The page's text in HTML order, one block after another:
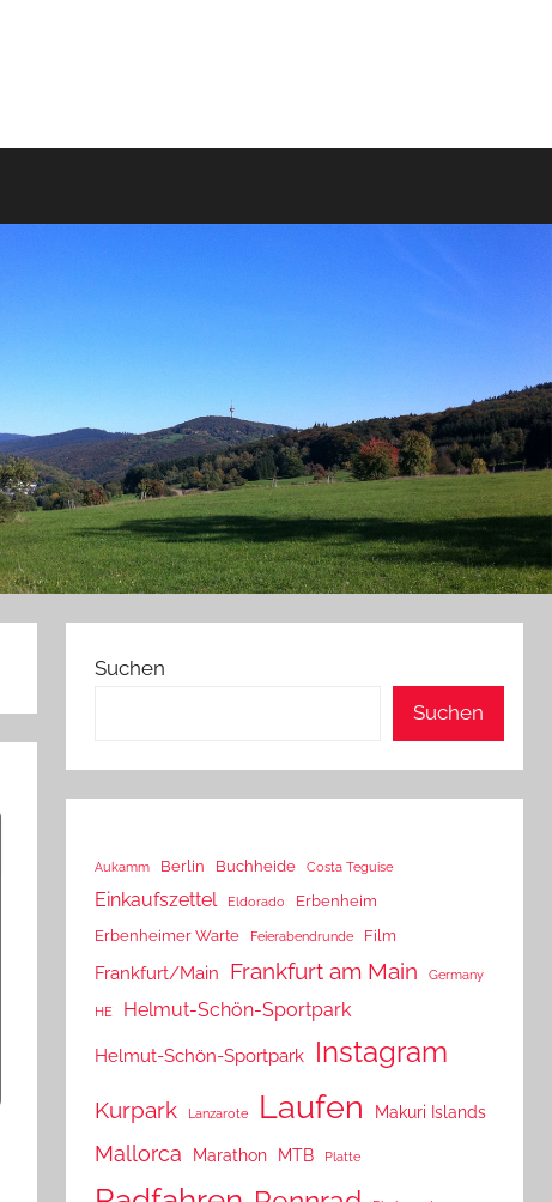
Suchen
Suchen
Aukamm Berlin Buchheide Costa Teguise
Einkaufszettel Eldorado
Erbenheim
Erbenheimer Warte
Feierabendrunde Film
Frankfurt/Main Frankfurt am Main Germany
HE Helmut-Schön-Sportpark
Helmut-Schön-Sportpark Instagram
Kurpark Lanzarote Laufen Makuri Islands
Mallorca Marathon MTB Platte